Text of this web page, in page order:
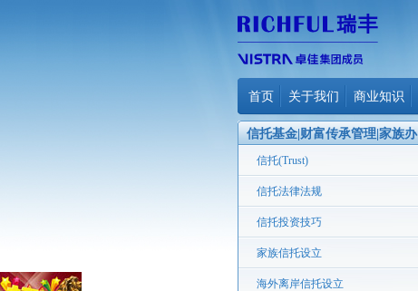
首页 关于我们 商业知识
信托基金|财富传承管理|家族办
公室
信托(Trust)
信托法律法规
信托投资技巧
家族信托设立
海外离岸信托设立